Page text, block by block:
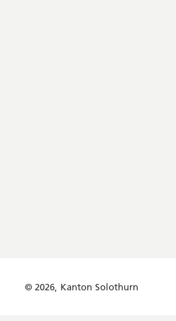
© 2026, Kanton Solothurn